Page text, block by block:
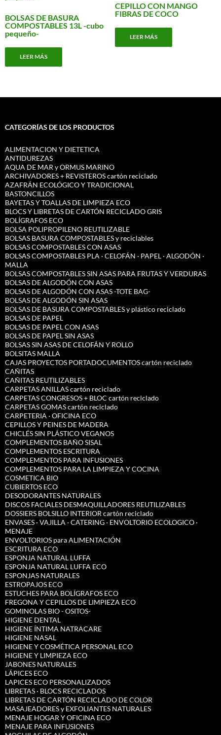
BOLSAS DE BASURA
COMPOSTABLES 13L -cubo
pequeño-
LEER MÁS
CEPILLO CON MANGO
FIBRAS DE COCO
LEER MÁS
CATEGORÍAS DE LOS PRODUCTOS
ALIMENTACION Y DIETETICA
ANTIDUREZAS
AQUA DE MAR y ORMUS MARINO
ARCHIVADORES + REVISTEROS cartón reciclado
AZAFRÁN ECOLÓGICO Y TRADICIONAL
BASTONCILLOS
BAYETAS Y TOALLAS DE LIMPIEZA ECO
BLOCS Y LIBRETAS DE CARTÓN RECICLADO GRIS
BOLÍGRAFOS ECO
BOLSA POLIPROPILENO REUTILIZABLE
BOLSAS BASURA COMPOSTABLES y reciclables
BOLSAS COMPOSTABLES CON ASAS
BOLSAS COMPOSTABLES PLA · CELOFÁN · PAPEL · ALGODÓN ·
MALLA
BOLSAS COMPOSTABLES SIN ASAS PARA FRUTAS Y VERDURAS
BOLSAS DE ALGODÓN CON ASAS
BOLSAS DE ALGODÓN CON ASAS -TOTE BAG-
BOLSAS DE ALGODÓN SIN ASAS
BOLSAS DE BASURA COMPOSTABLES y plástico reciclado
BOLSAS DE PAPEL
BOLSAS DE PAPEL CON ASAS
BOLSAS DE PAPEL SIN ASAS
BOLSAS SIN ASAS DE CELOFÁN Y ROLLO
BOLSITAS MALLA
CAJAS PROYECTOS PORTADOCUMENTOS cartón reciclado
CAÑITAS
CAÑITAS REUTILIZABLES
CARPETAS ANILLAS cartón reciclado
CARPETAS CONGRESOS + BLOC cartón reciclado
CARPETAS GOMAS cartón reciclado
CARPETERIA · OFICINA ECO
CEPILLOS Y PEINES DE MADERA
CHICLÉS SIN PLÁSTICO VEGANOS
COMPLEMENTOS BAÑO SISAL
COMPLEMENTOS ESCRITURA
COMPLEMENTOS PARA INFUSIONES
COMPLEMENTOS PARA LA LIMPIEZA Y COCINA
COSMETICA BIO
CUBIERTOS ECO
DESODORANTES NATURALES
DISCOS FACIALES DESMAQUILLADORES REUTILIZABLES
DOSSIERS BOLSILLO INTERIOR cartón reciclado
ENVASES · VAJILLA · CATERING · ENVOLTORIO ECOLOGICO ·
MENAJE
ENVOLTORIOS para ALIMENTACIÓN
ESCRITURA ECO
ESPONJA NATURAL LUFFA
ESPONJA NATURAL LUFFA ECO
ESPONJAS NATURALES
ESTROPAJOS ECO
ESTUCHES PARA BOLÍGRAFOS ECO
FREGONA Y CEPILLOS DE LIMPIEZA ECO
GOMINOLAS BIO - OSITOS-
HIGIENE DENTAL
HIGIENE ÍNTIMA NATRACARE
HIGIENE NASAL
HIGIENE Y COSMÉTICA PERSONAL ECO
HIGIENE Y LIMPIEZA ECO
JABONES NATURALES
LÁPICES ECO
LAPICES ECO PERSONALIZADOS
LIBRETAS · BLOCS RECICLADOS
LIBRETAS DE CARTÓN RECICLADO DE COLOR
MASAJEADORES y EXFOLIANTES NATURALES
MENAJE HOGAR Y OFICINA ECO
MENAJE PARA INFUSIONES